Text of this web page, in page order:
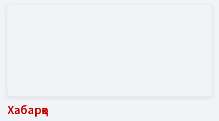
Хабарҳо